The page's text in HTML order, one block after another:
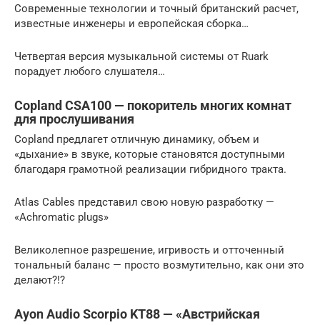
Современные технологии и точный британский расчет,
известные инженеры и европейская сборка…
Четвертая версия музыкальной системы от Ruark
порадует любого слушателя…
Copland CSA100 — покоритель многих комнат
для прослушивания
Copland предлагет отличную динамику, объем и
«дыхание» в звуке, которые становятся доступными
благодаря грамотной реализации гибридного тракта.
Atlas Cables представил свою новую разработку —
«Achromatic plugs»
Великолепное разрешение, игривость и отточенный
тональный баланс — просто возмутительно, как они это
делают?!?
Ayon Audio Scorpio KT88 — «Австрийская